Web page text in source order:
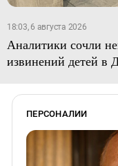
18:03, 6 августа 2026
Аналитики сочли
извинений детей в
ПЕРСОНАЛИИ